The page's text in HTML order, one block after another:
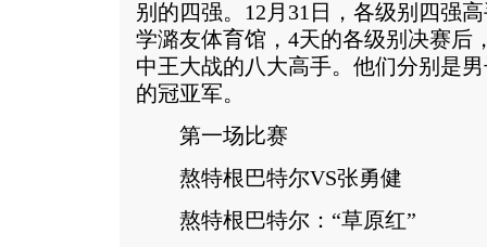
别的四强。12月31日，各级别四强
学潞友体育馆，4天的各级别决赛后
中王大战的八大高手。他们分别是
的冠亚军。
第一场比赛
熬特根巴特尔VS张勇健
熬特根巴特尔：“草原红”